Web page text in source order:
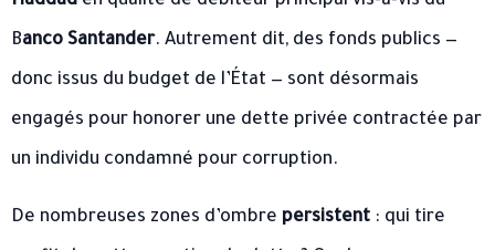
Banco Santander. Autrement dit, des fonds publics —
donc issus du budget de l’État — sont désormais
engagés pour honorer une dette privée contractée par
un individu condamné pour corruption.
De nombreuses zones d’ombre persistent : qui tire